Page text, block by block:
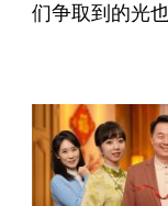
们争取到的光